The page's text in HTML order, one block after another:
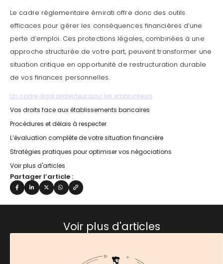
Le cadre réglementaire émirati offre donc des outils
efficaces pour gérer les conséquences financières d’une
perte d’emploi. Ces protections légales, combinées à une
approche structurée de votre part, peuvent transformer une
situation critique en opportunité de restructuration durable
de vos finances personnelles.
Un cadre légal protecteur pour les emprunteurs
Vos droits face aux établissements bancaires
Procédures et délais à respecter
L’évaluation complète de votre situation financière
Stratégies pratiques pour optimiser vos négociations
Voir plus d'articles
Partager l’article :
Voir plus d'articles